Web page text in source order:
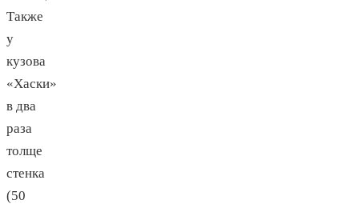
Также
у
кузова
«Хаски»
в два
раза
толще
стенка
(50